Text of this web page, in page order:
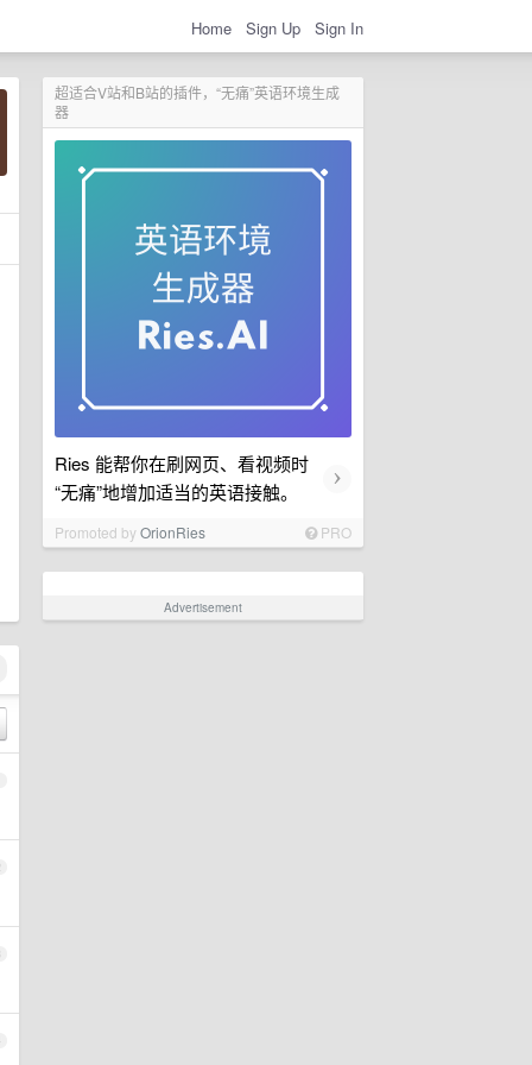
Home Sign Up Sign In
超适合V站和B站的插件，“无痛”英语环境生成
器
Ries 能帮你在刷网页、看视频时
“无痛”地增加适当的英语接触。
›
Promoted byOrionRies PRO
Advertisement